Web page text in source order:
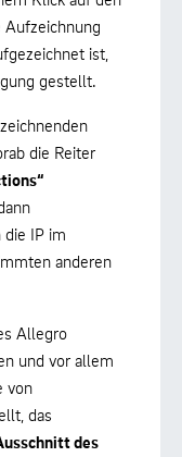
ist,
gestellt.
die Reiter
IP im
anderen
Allegro
und vor allem
von
das
des